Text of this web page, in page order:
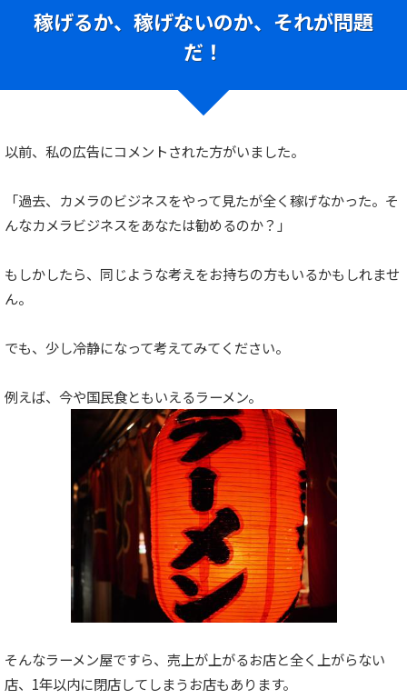
稼げるか、稼げないのか、それが問題
だ！
以前、私の広告にコメントされた方がいました。
「過去、カメラのビジネスをやって見たが全く稼げなかった。そ
んなカメラビジネスをあなたは勧めるのか？」
もしかしたら、同じような考えをお持ちの方もいるかもしれませ
ん。
でも、少し冷静になって考えてみてください。
例えば、今や国民食ともいえるラーメン。
そんなラーメン屋ですら、売上が上がるお店と全く上がらない
店、1年以内に閉店してしまうお店もあります。